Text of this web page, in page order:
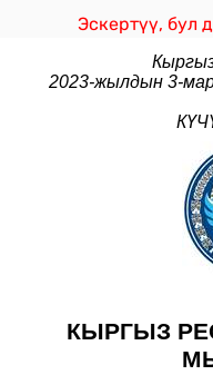
Эскертүү, бул